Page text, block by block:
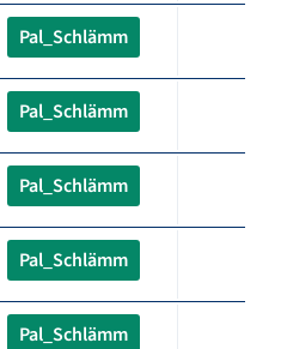
Pal_Schlämm
Pal_Schlämm
Pal_Schlämm
Pal_Schlämm
Pal_Schlämm